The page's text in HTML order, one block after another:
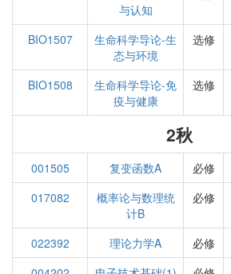
与认知
BIO1507
生命科学导论-生
态与环境
选修
BIO1508
生命科学导论-免
疫与健康
选修
2秋
001505 复变函数A 必修
017082
概率论与数理统
计B
必修
022392 理论力学A 必修